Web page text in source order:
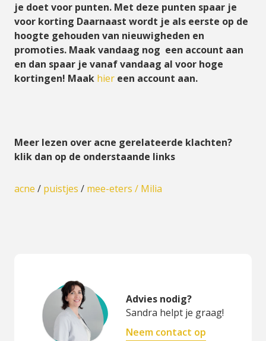
je doet voor punten. Met deze punten spaar je
voor korting Daarnaast wordt je als eerste op de
hoogte gehouden van nieuwigheden en
promoties. Maak vandaag nog een account aan
en dan spaar je vanaf vandaag al voor hoge
kortingen! Maak hier een account aan.
Meer lezen over acne gerelateerde klachten?
klik dan op de onderstaande links
acne / puistjes / mee-eters / Milia
Advies nodig?
Sandra helpt je graag!
Neem contact op